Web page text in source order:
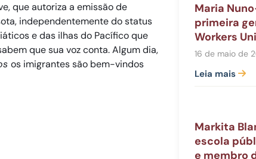
que autoriza a emissão de
independentemente do status
e das ilhas do Pacífico que
que sua voz conta. Algum dia,
os imigrantes são bem-vindos
Maria
primeira
Workers
16 de maio de
Leia mais
Markita
escola
e membro